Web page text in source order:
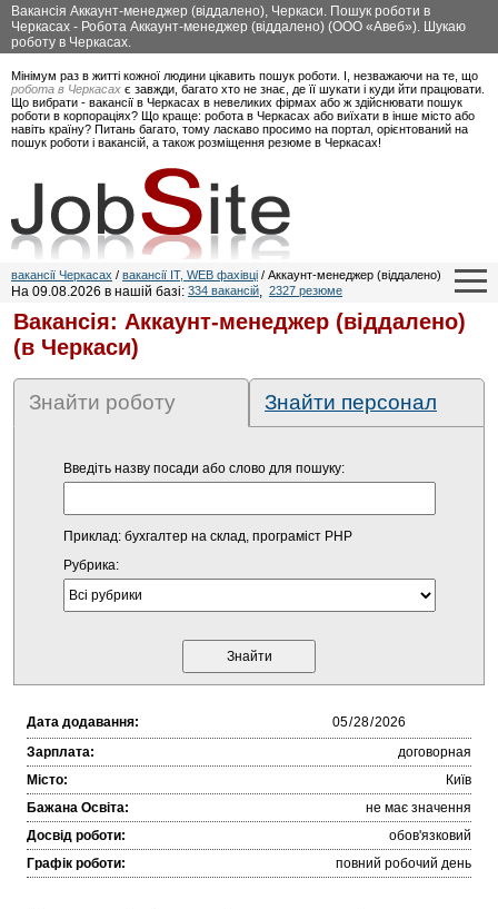
Вакансія Аккаунт-менеджер (віддалено), Черкаси. Пошук роботи в
Черкасах - Робота Аккаунт-менеджер (віддалено) (ООО «Авеб»). Шукаю
роботу в Черкасах.
Мінімум раз в житті кожної людини цікавить пошук роботи. І, незважаючи на те, що
робота в Черкасах є завжди, багато хто не знає, де її шукати і куди йти працювати.
Що вибрати - вакансії в Черкасах в невеликих фірмах або ж здійснювати пошук
роботи в корпораціях? Що краще: робота в Черкасах або виїхати в інше місто або
навіть країну? Питань багато, тому ласкаво просимо на портал, орієнтований на
пошук роботи і вакансій, а також розміщення резюме в Черкасах!
вакансії Черкасах / вакансії IT, WEB фахівці / Аккаунт-менеджер (віддалено)
На 09.08.2026 в нашій базі: 334 вакансій, 2327 резюме
Вакансія: Аккаунт-менеджер (віддалено)
(в Черкаси)
Знайти роботу Знайти персонал
Введіть назву посади або слово для пошуку:
Приклад: бухгалтер на склад, програміст PHP
Рубрика:
Дата додавання:
Зарплата:
договорная
Місто:
Київ
Бажана Освіта:
не має значення
Досвід роботи:
обов'язковий
Графік роботи:
повний робочий день